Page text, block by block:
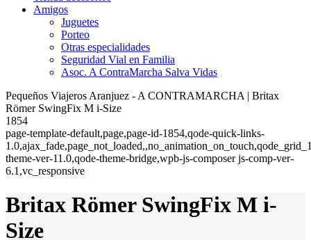
Amigos
Juguetes
Porteo
Otras especialidades
Seguridad Vial en Familia
Asoc. A ContraMarcha Salva Vidas
Pequeños Viajeros Aranjuez - A CONTRAMARCHA | Britax
Römer SwingFix M i-Size
1854
page-template-default,page,page-id-1854,qode-quick-links-
theme-ver-11.0,qode-theme-bridge,wpb-js-composer js-comp-ver-
6.1,vc_responsive
Britax Römer SwingFix M i-
Size